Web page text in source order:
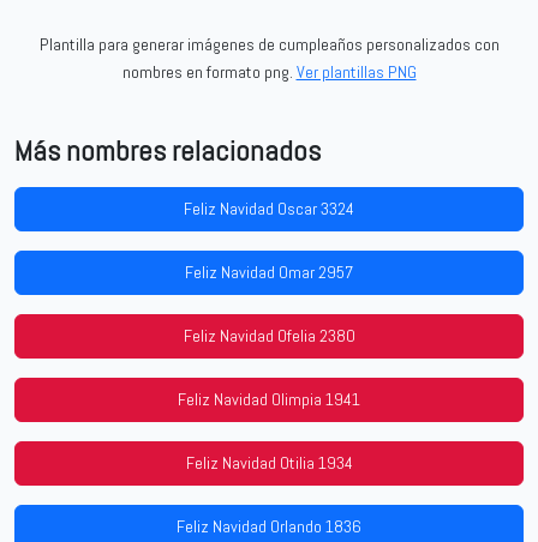
Plantilla para generar imágenes de cumpleaños personalizados con
nombres en formato png. Ver plantillas PNG
Más nombres relacionados
Feliz Navidad Oscar 3324
Feliz Navidad Omar 2957
Feliz Navidad Ofelia 2380
Feliz Navidad Olimpia 1941
Feliz Navidad Otilia 1934
Feliz Navidad Orlando 1836